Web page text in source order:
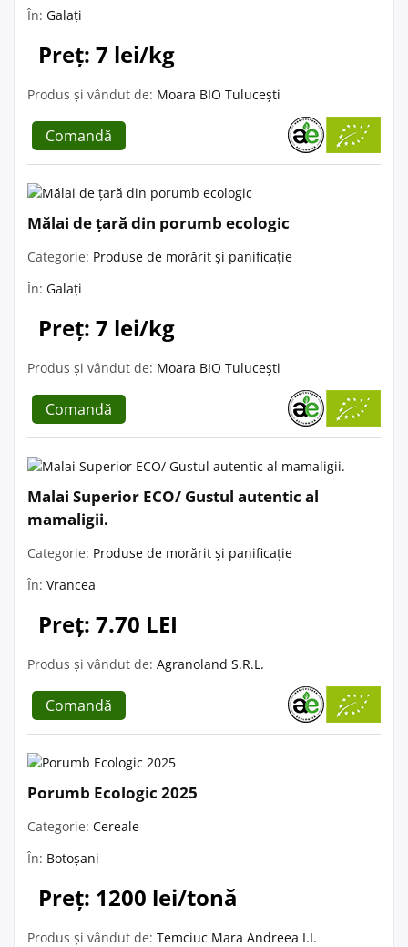
În: Galați
Preț: 7 lei/kg
Produs și vândut de: Moara BIO Tulucești
Comandă
Mălai de țară din porumb ecologic
Categorie: Produse de morărit și panificație
În: Galați
Preț: 7 lei/kg
Produs și vândut de: Moara BIO Tulucești
Comandă
Malai Superior ECO/ Gustul autentic al
mamaligii.
Categorie: Produse de morărit și panificație
În: Vrancea
Preț: 7.70 LEI
Produs și vândut de: Agranoland S.R.L.
Comandă
Porumb Ecologic 2025
Categorie: Cereale
În: Botoșani
Preț: 1200 lei/tonă
Produs și vândut de: Temciuc Mara Andreea I.I.